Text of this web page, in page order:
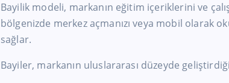
Bayilik modeli, markanın eğitim içeriklerini ve
bölgenizde merkez açmanızı veya mobil olarak
sağlar.
Bayiler, markanın uluslararası düzeyde